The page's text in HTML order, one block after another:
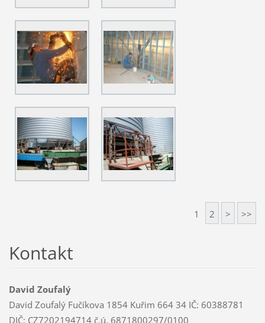
1 2 > >>
Kontakt
David Zoufalý
David Zoufalý Fučíkova 1854 Kuřim 664 34 IČ: 60388781
DIČ: CZ7202194714 č.ú. 6871800297/0100